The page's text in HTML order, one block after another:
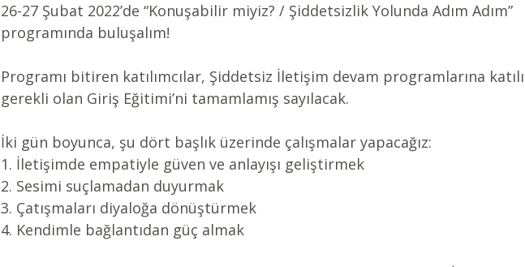
26-27 Şubat 2022’de “Konuşabilir miyiz? / Şiddetsizlik Yolunda Adım Adım”
programında buluşalım!
Programı bitiren katılımcılar, Şiddetsiz İletişim devam programlarına
gerekli olan Giriş Eğitimi’ni tamamlamış sayılacak.
İki gün boyunca, şu dört başlık üzerinde çalışmalar yapacağız:
1. İletişimde empatiyle güven ve anlayışı geliştirmek
2. Sesimi suçlamadan duyurmak
3. Çatışmaları diyaloğa dönüştürmek
4. Kendimle bağlantıdan güç almak